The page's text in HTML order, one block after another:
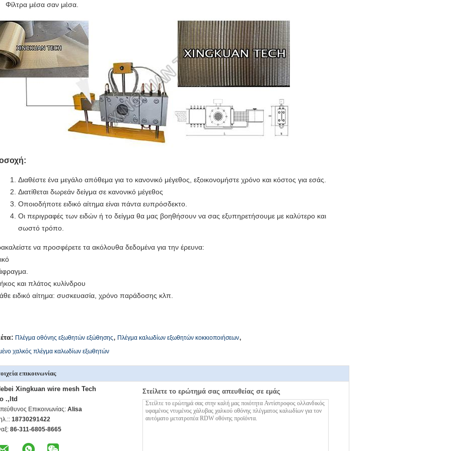
Φίλτρα μέσα σαν μέσα.
Διαθέστε ένα μεγάλο απόθεμα για το κανονικό μέγεθος, εξοικονομήστε χρόνο και κόστος για εσάς.
Διατίθεται δωρεάν δείγμα σε κανονικό μέγεθος
Οποιοδήποτε ειδικό αίτημα είναι πάντα ευπρόσδεκτο.
Οι περιγραφές των ειδών ή το δείγμα θα μας βοηθήσουν να σας εξυπηρετήσουμε με καλύτερο και
σωστό τρόπο.
να προσφέρετε τα ακόλουθα δεδομένα για την έρευνα:
και πλάτος κυλίνδρου
ειδικό αίτημα: συσκευασία, χρόνο παράδοσης κλπ.
Πλέγμα οθόνης εξωθητών εξώθησης, Πλέγμα καλωδίων εξωθητών κοκκιοποιήσεων,
χαλκός πλέγμα καλωδίων εξωθητών
επικοινωνίας
Xingkuan wire mesh Tech
.,ltd
Επικοινωνίας: Alisa
18730291422
86-311-6805-8665
Στείλετε το ερώτημά σας απευθείας σε εμάς